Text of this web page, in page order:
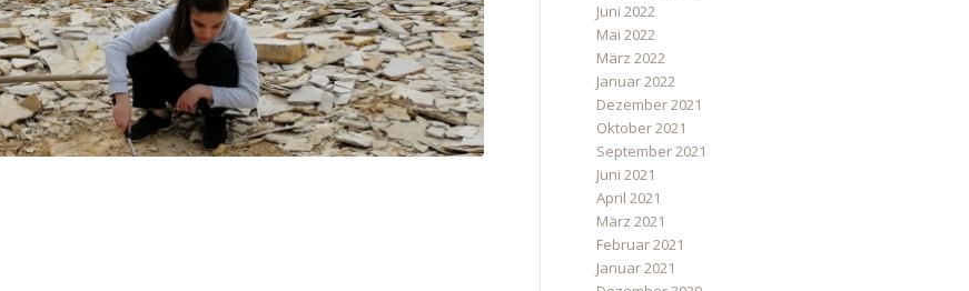
Juni 2022
Mai 2022
März 2022
Januar 2022
Dezember 2021
Oktober 2021
September 2021
Juni 2021
April 2021
März 2021
Februar 2021
Januar 2021